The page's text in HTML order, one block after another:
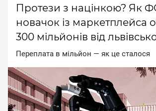
Протези з націнкою? Як
новачок із маркетплейса
300 мільйонів від
Пepeплaтa в мiльйoн — як цe cтaлocя